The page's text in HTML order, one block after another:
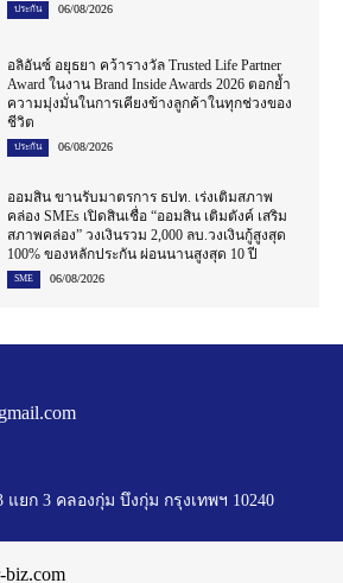
ประกัน 06/08/2026
อลิอันซ์ อยุธยา คว้ารางวัล Trusted Life Partner
Award ในงาน Brand Inside Awards 2026 ตอกย้ำ
ความมุ่งมั่นในการเคียงข้างลูกค้าในทุกช่วงของ
ชีวิต
ประกัน 06/08/2026
ออมสิน ขานรับมาตรการ ธปท. เร่งเติมสภาพ
คล่อง SMEs เปิดสินเชื่อ “ออมสิน เติมตังค์ เสริม
สภาพคล่อง” วงเงินรวม 2,000 ลบ.วงเงินกู้สูงสุด
100% ของหลักประกัน ผ่อนนานสูงสุด 10 ปี
SME 06/08/2026
แยก 3 คลองกุ่ม บึงกุ่ม กรุงเทพฯ 10240
biz.com